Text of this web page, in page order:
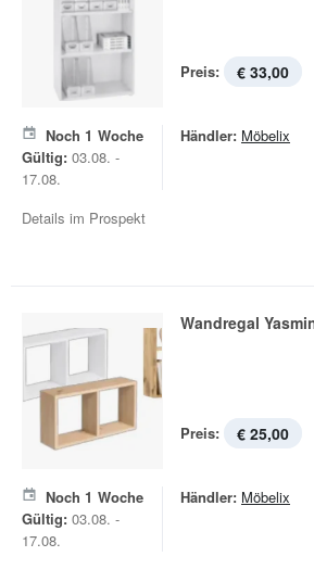
Preis: € 33,00
Noch 1 Woche
Gültig: 03.08. -
17.08.
Händler: Möbelix
Details im Prospekt
Wandregal
Preis: € 25,00
Noch 1 Woche
Gültig: 03.08. -
17.08.
Händler: Möbelix